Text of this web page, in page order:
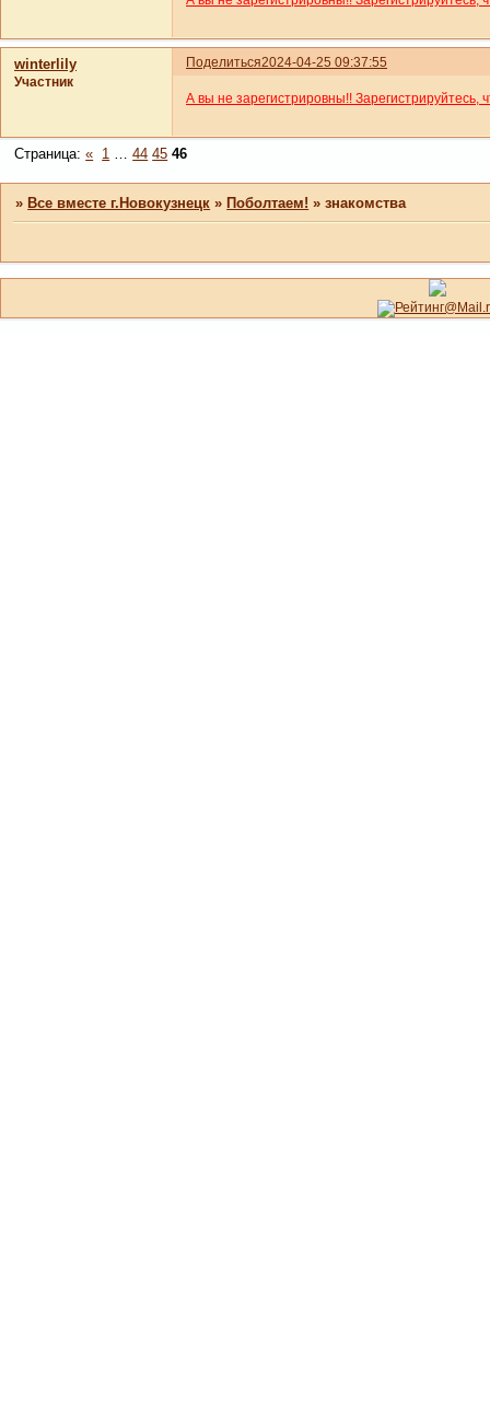
Поделиться2024-04-25 09:37:55
winterlily
Участник
А вы не зарегистрировны!! Зарегистрируйтесь,
Страница:« 1 … 44 45 46
» Все вместе г.Новокузнецк » Поболтаем! »знакомства